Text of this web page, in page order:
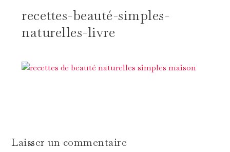
recettes-beauté-simples-
naturelles-livre
Laisser un commentaire